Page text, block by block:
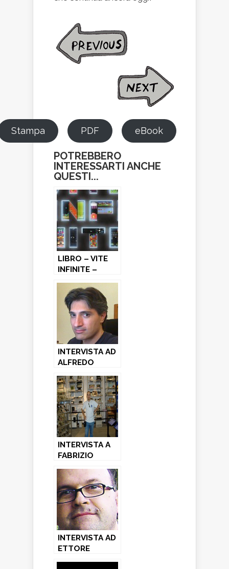
Stampa PDF eBook
POTREBBERO
INTERESSARTI ANCHE
QUESTI...
LIBRO – VITE
INFINITE –
INTERVISTA AD
ALFREDO
grafico di
Holodream
Software
INTERVISTA A
FABRIZIO
coder di
Holodream
Software
INTERVISTA AD
ETTORE